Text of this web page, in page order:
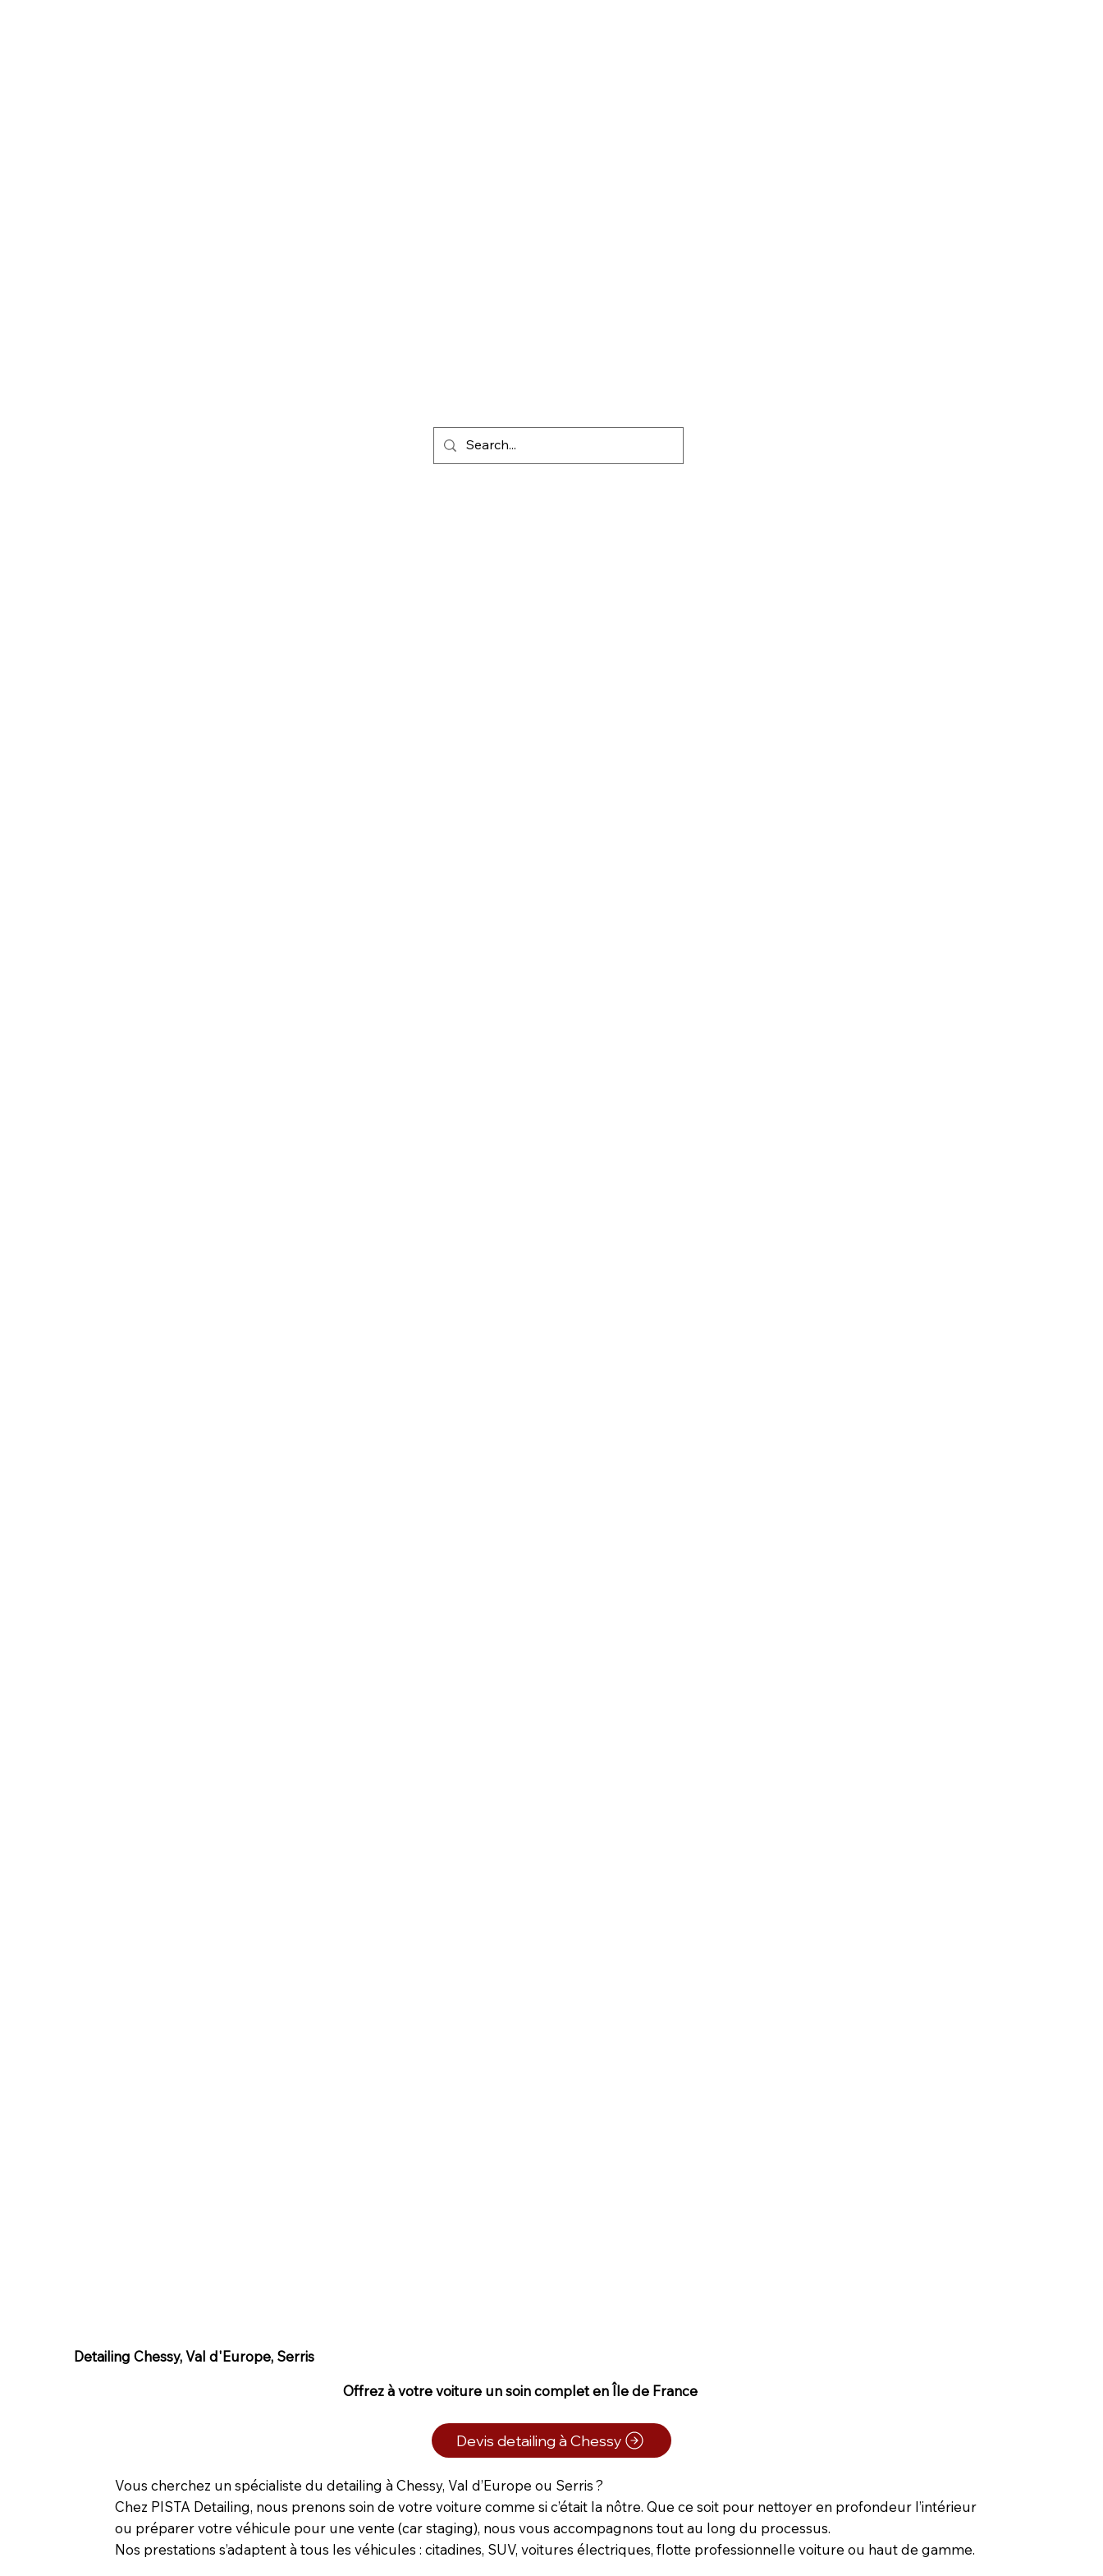
Detailing Chessy, Val d'Europe, Serris
Offrez à votre voiture un soin complet en Île de France
Devis detailing à Chessy
Vous cherchez un spécialiste du detailing à Chessy, Val d’Europe ou Serris ?
Chez PISTA Detailing, nous prenons soin de votre voiture comme si c’était la nôtre. Que ce soit pour nettoyer en profondeur l’intérieur
ou préparer votre véhicule pour une vente (car staging), nous vous accompagnons tout au long du processus.
Nos prestations s’adaptent à tous les véhicules : citadines, SUV, voitures électriques, flotte professionnelle voiture ou haut de gamme.